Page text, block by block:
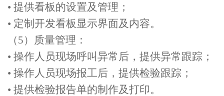
• 提供看板的设置及管理；
• 定制开发看板显示界面及内容。
（5）质量管理：
• 操作人员现场呼叫异常后，提供异常跟踪；
• 操作人员现场报工后，提供检验跟踪；
• 提供检验报告单的制作及打印。